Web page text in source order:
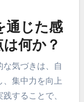
通じた感
何か？
気づきは、自
、集中力を向上
することで、